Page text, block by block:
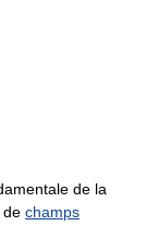
de la
de champs